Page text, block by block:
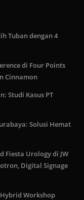
Tuban dengan 4
di Four Points
Cinnamon
Studi Kasus PT
Solusi Hemat
Fiesta Urology di JW
Digital Signage
Workshop